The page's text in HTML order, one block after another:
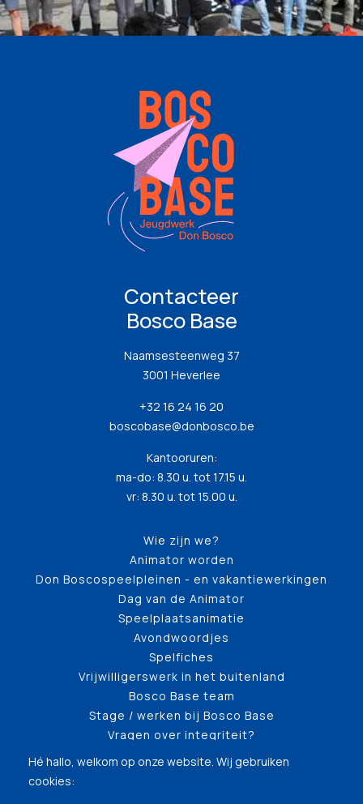
Contacteer
Bosco Base
Naamsesteenweg 37
3001 Heverlee
+32 16 24 16 20
boscobase@donbosco.be
Kantooruren:
ma-do: 8.30 u. tot 17.15 u.
vr: 8.30 u. tot 15.00 u.
Wie zijn we?
Animator worden
Don Boscospeelpleinen - en vakantiewerkingen
Dag van de Animator
Speelplaatsanimatie
Avondwoordjes
Spelfiches
Vrijwilligerswerk in het buitenland
Bosco Base team
Stage / werken bij Bosco Base
Vragen over integriteit?
Hé hallo, welkom op onze website. Wij gebruiken
cookies: